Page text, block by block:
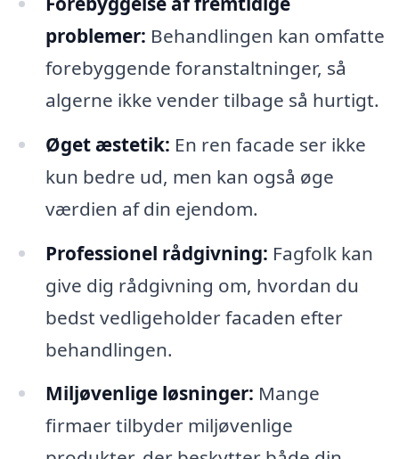
problemer: Behandlingen kan omfatte
forebyggende foranstaltninger, så
algerne ikke vender tilbage så hurtigt.
Øget æstetik: En ren facade ser ikke
kun bedre ud, men kan også øge
værdien af din ejendom.
Professionel rådgivning: Fagfolk kan
give dig rådgivning om, hvordan du
bedst vedligeholder facaden efter
behandlingen.
Miljøvenlige løsninger: Mange
firmaer tilbyder miljøvenlige